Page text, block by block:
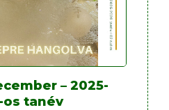
– 2025-
os tanév